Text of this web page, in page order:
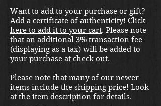
Want to add to your purchase or gift?
Add a certificate of authenticity! Click
here to add it to your cart. Please note
that an additional 3% transaction fee
(displaying as a tax) will be added to
your purchase at check out.
Please note that many of our newer
items include the shipping price! Look
at the item description for details.